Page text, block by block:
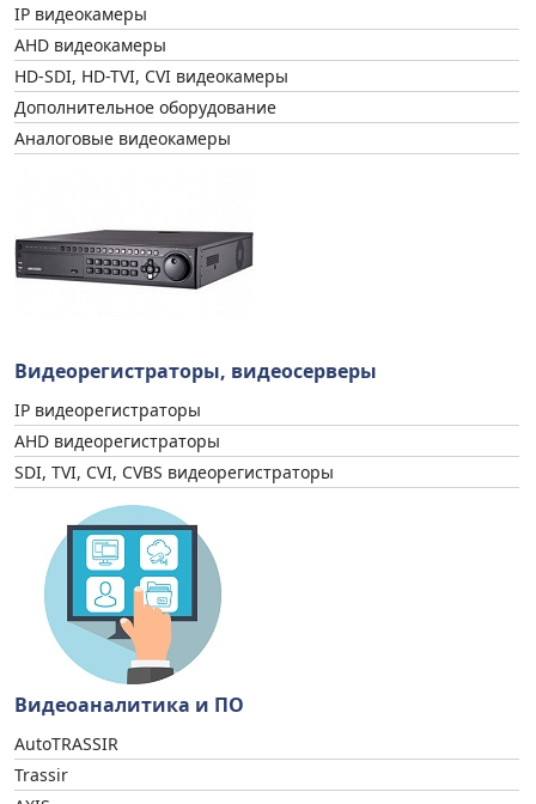
IP видеокамеры
AHD видеокамеры
HD-SDI, HD-TVI, CVI видеокамеры
Дополнительное оборудование
Аналоговые видеокамеры
Видеорегистраторы, видеосерверы
IP видеорегистраторы
AHD видеорегистраторы
SDI, TVI, CVI, CVBS видеорегистраторы
Видеоаналитика и ПО
AutoTRASSIR
Trassir